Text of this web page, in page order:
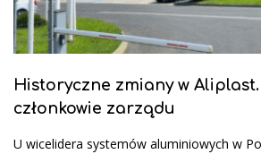
Historyczne zmiany w
członkowie zarządu
U wicelidera systemów aluminiowych w